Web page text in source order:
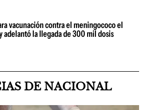
vacunación contra el meningococo el
adelantó la llegada de 300 mil dosis
DE NACIONAL